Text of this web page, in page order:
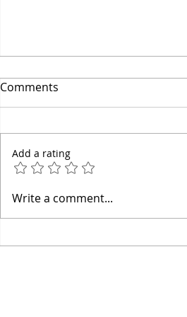
🔴Cuidado: este error hace
Comments
Add a rating
Write a comment...